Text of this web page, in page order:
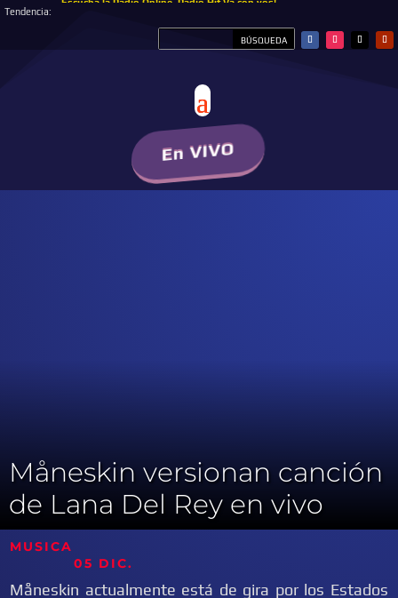
Tendencia:
Escucha la Radio Online, Radio Hit Va con vos!
En VIVO
Måneskin versionan canción
de Lana Del Rey en vivo
MUSICA
05 DIC.
Måneskin actualmente está de gira por los Estados